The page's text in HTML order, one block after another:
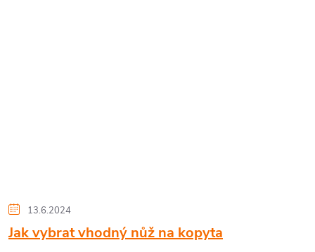
13.6.2024
Jak vybrat vhodný nůž na kopyta